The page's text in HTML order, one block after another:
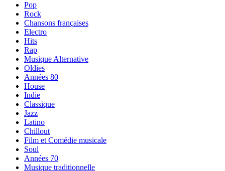
Pop
Rock
Chansons françaises
Electro
Hits
Rap
Musique Alternative
Oldies
Années 80
House
Indie
Classique
Jazz
Latino
Chillout
Film et Comédie musicale
Soul
Années 70
Musique traditionnelle